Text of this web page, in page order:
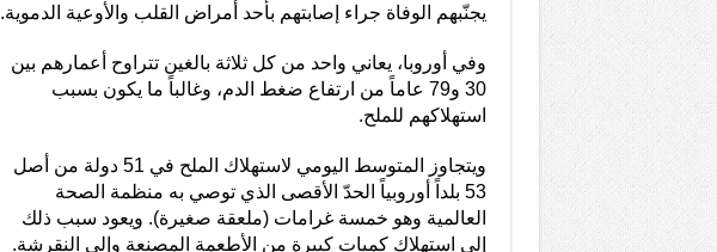
يجنّبهم الوفاة جراء إصابتهم بأحد أمراض القلب والأوعية الدموية.
وفي أوروبا، يعاني واحد من كل ثلاثة بالغين تتراوح أعمارهم بين
30 و79 عاماً من ارتفاع ضغط الدم، وغالباً ما يكون بسبب
استهلاكهم للملح.
ويتجاوز المتوسط اليومي لاستهلاك الملح في 51 دولة من أصل
53 بلداً أوروبياً الحدّ الأقصى الذي توصي به منظمة الصحة
العالمية وهو خمسة غرامات (ملعقة صغيرة). ويعود سبب ذلك
إلى استهلاك كميات كبيرة من الأطعمة المصنعة وإلى النقرشة.